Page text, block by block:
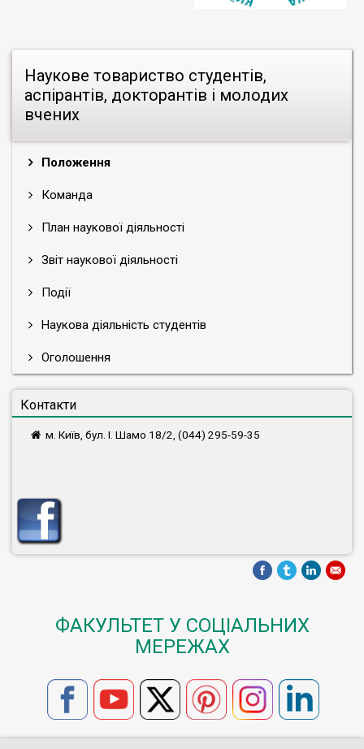
Наукове товариство студентів,
аспірантів, докторантів і молодих
вчених
Положення
Команда
План наукової діяльності
Звіт наукової діяльності
Події
Наукова діяльність студентів
Оголошення
Контакти
м. Київ, бул. І. Шамо 18/2, (044) 295-59-35
ФАКУЛЬТЕТ У СОЦІАЛЬНИХ
МЕРЕЖАХ